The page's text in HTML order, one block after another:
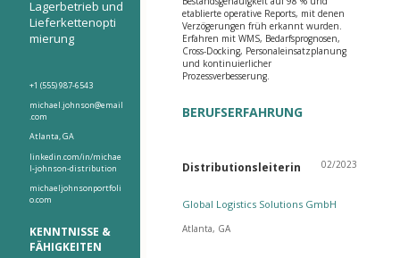
Lagerbetrieb und
Lieferkettenopti
mierung
+1 (555) 987-6543
michael.johnson@email
.com
Atlanta, GA
linkedin.com/in/michae
l-johnson-distribution
michaeljohnsonportfoli
o.com
KENNTNISSE &
FÄHIGKEITEN
etablierte operative Reports, mit denen
Verzögerungen früh erkannt wurden.
Erfahren mit WMS, Bedarfsprognosen,
Cross-Docking, Personaleinsatzplanung
und kontinuierlicher
Prozessverbesserung.
BERUFSERFAHRUNG
Distributionsleiterin 02/2023
Global Logistics Solutions GmbH
Atlanta, GA